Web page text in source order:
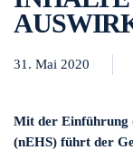
31. Mai 2020
Mit der Einführung
(nEHS) führt der